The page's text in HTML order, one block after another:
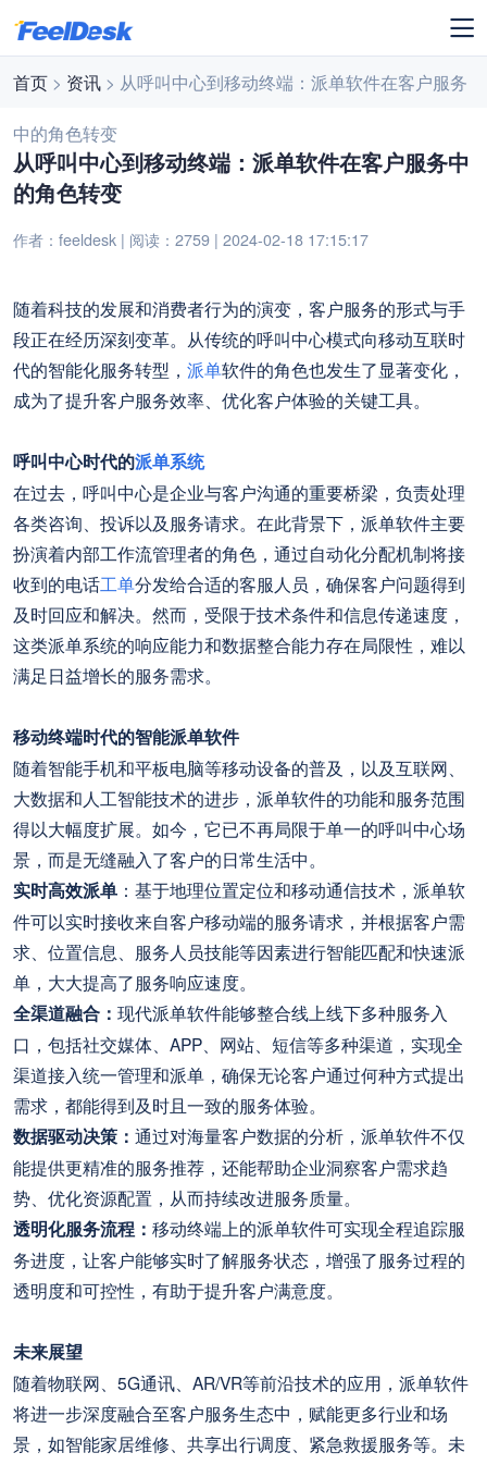
首页 > 资讯 > 从呼叫中心到移动终端：派单软件在客户服务
中的角色转变
从呼叫中心到移动终端：派单软件在客户服务中
的角色转变
作者：feeldesk | 阅读：2759 | 2024-02-18 17:15:17
随着科技的发展和消费者行为的演变，客户服务的形式与手
段正在经历深刻变革。从传统的呼叫中心模式向移动互联时
代的智能化服务转型，派单软件的角色也发生了显著变化，
成为了提升客户服务效率、优化客户体验的关键工具。
呼叫中心时代的派单系统
在过去，呼叫中心是企业与客户沟通的重要桥梁，负责处理
各类咨询、投诉以及服务请求。在此背景下，派单软件主要
扮演着内部工作流管理者的角色，通过自动化分配机制将接
收到的电话工单分发给合适的客服人员，确保客户问题得到
及时回应和解决。然而，受限于技术条件和信息传递速度，
这类派单系统的响应能力和数据整合能力存在局限性，难以
满足日益增长的服务需求。
移动终端时代的智能派单软件
随着智能手机和平板电脑等移动设备的普及，以及互联网、
大数据和人工智能技术的进步，派单软件的功能和服务范围
得以大幅度扩展。如今，它已不再局限于单一的呼叫中心场
景，而是无缝融入了客户的日常生活中。
实时高效派单 ：基于地理位置定位和移动通信技术，派单软
件可以实时接收来自客户移动端的服务请求，并根据客户需
求、位置信息、服务人员技能等因素进行智能匹配和快速派
单，大大提高了服务响应速度。
全渠道融合：现代派单软件能够整合线上线下多种服务入
口，包括社交媒体、APP、网站、短信等多种渠道，实现全
渠道接入统一管理和派单，确保无论客户通过何种方式提出
需求，都能得到及时且一致的服务体验。
数据驱动决策：通过对海量客户数据的分析，派单软件不仅
能提供更精准的服务推荐，还能帮助企业洞察客户需求趋
势、优化资源配置，从而持续改进服务质量。
透明化服务流程：移动终端上的派单软件可实现全程追踪服
务进度，让客户能够实时了解服务状态，增强了服务过程的
透明度和可控性，有助于提升客户满意度。
未来展望
随着物联网、5G通讯、AR/VR等前沿技术的应用，派单软件
将进一步深度融合至客户服务生态中，赋能更多行业和场
景，如智能家居维修、共享出行调度、紧急救援服务等。未